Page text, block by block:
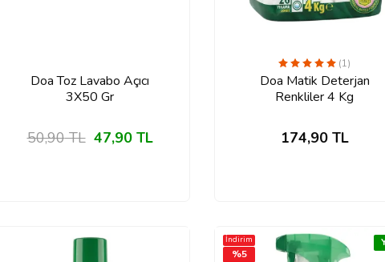
Doa Toz Lavabo Açıcı
3X50 Gr
50,90TL 47,90TL
(1)
Doa Matik Deterjan
Renkliler 4 Kg
174,90TL
İndirim
%5